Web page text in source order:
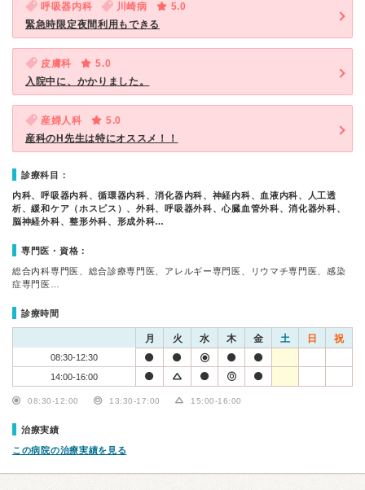
呼吸器内科 川崎病
5.0
緊急時限定夜間利用もできる
皮膚科
5.0
入院中に、かかりました。
産婦人科
5.0
産科のH先生は特にオススメ！！
診療科目：
内科、呼吸器内科、循環器内科、消化器内科、神経内科、血液内科、人工透
析、緩和ケア（ホスピス）、外科、呼吸器外科、心臓血管外科、消化器外科、
脳神経外科、整形外科、形成外科…
専門医・資格：
総合内科専門医、総合診療専門医、アレルギー専門医、リウマチ専門医、感染
症専門医…
診療時間
月 火 水 木 金 土 日 祝
08:30-12:30
14:00-16:00
08:30-12:00 13:30-17:00 15:00-16:00
治療実績
この病院の治療実績を見る